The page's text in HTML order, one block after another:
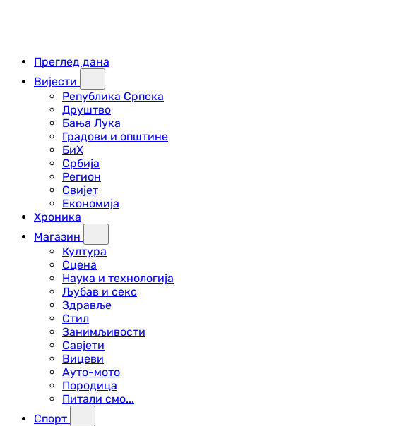
Преглед дана
Вијести
Република Српска
Друштво
Бања Лука
Градови и општине
БиХ
Србија
Регион
Свијет
Економија
Хроника
Магазин
Култура
Сцена
Наука и технологија
Љубав и секс
Здравље
Стил
Занимљивости
Савјети
Вицеви
Ауто-мото
Породица
Питали смо...
Спорт